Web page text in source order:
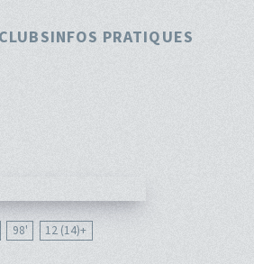
INFOS PRATIQUES
98' 12 (14)